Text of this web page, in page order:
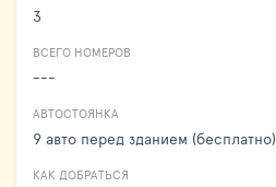
3
ВСЕГО НОМЕРОВ
---
АВТОСТОЯНКА
9 авто перед зданием (бесплатно)
КАК ДОБРАТЬСЯ